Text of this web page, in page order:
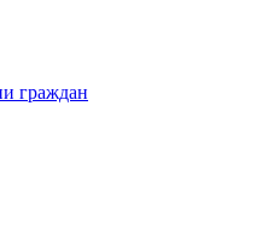
граждан